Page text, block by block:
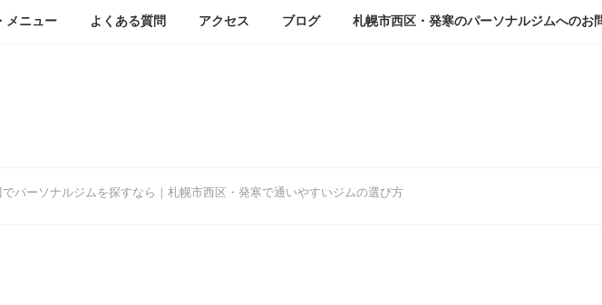
メニュー よくある質問 アクセス ブログ 札幌市西区・発寒のパーソナルジムへのお
でパーソナルジムを探すなら｜札幌市西区・発寒で通いやすいジムの選び方